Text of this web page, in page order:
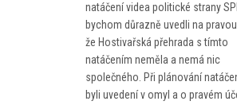
natáčení videa politické strany
bychom důrazně uvedli na
že Hostivařská přehrada s tímto
natáčením neměla a nemá nic
společného. Při plánování
byli uvedení v omyl a o pravém